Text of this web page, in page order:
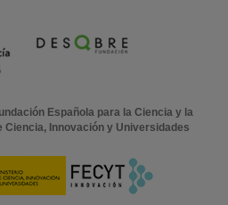
Española para la Ciencia y la
Innovación y Universidades